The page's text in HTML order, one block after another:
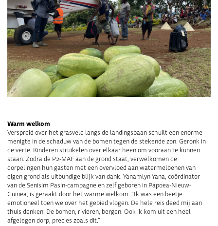
Warm welkom
Verspreid over het grasveld langs de landingsbaan schuilt een enorme
menigte in de schaduw van de bomen tegen de stekende zon. Geronk in
de verte. Kinderen struikelen over elkaar heen om vooraan te kunnen
staan. Zodra de P2-MAF aan de grond staat, verwelkomen de
dorpelingen hun gasten met een overvloed aan watermeloenen van
eigen grond als uitbundige blijk van dank. Yanamlyn Yana, coördinator
van de Senisim Pasin-campagne en zelf geboren in Papoea-Nieuw-
Guinea, is geraakt door het warme welkom. “Ik was een beetje
emotioneel toen we over het gebied vlogen. De hele reis deed mij aan
thuis denken. De bomen, rivieren, bergen. Ook ik kom uit een heel
afgelegen dorp, precies zoals dit.”